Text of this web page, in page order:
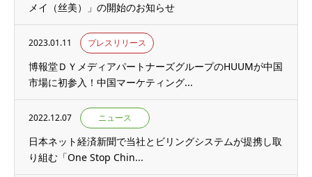
メイ（丝美）」の開始のお知らせ
2023.01.11 プレスリリース
博報堂ＤＹメディアパートナーズグループのHUUMが中国
市場に初参入！中国マーケティング...
2022.12.07 ニュース
日本ネット経済新聞で当社とビリングシステムが提携し取
り組む「One Stop Chin...